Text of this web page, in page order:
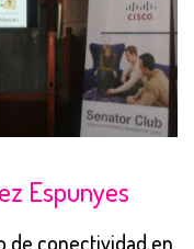
Espunyes
de conectividad en